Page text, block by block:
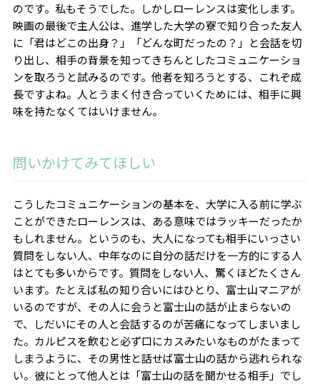
のです。私もそうでした。しかしローレンスは変化します。
映画の最後で主人公は、進学した大学の寮で知り合った友人
に「君はどこの出身？」「どんな町だったの？」と会話を切
り出し、相手の背景を知ってきちんとしたコミュニケーショ
ンを取ろうと試みるのです。他者を知ろうとする、これぞ成
長ですよね。人とうまく付き合っていくためには、相手に興
味を持たなくてはいけません。
問いかけてみてほしい
こうしたコミュニケーションの基本を、大学に入る前に学ぶ
ことができたローレンスは、ある意味ではラッキーだったか
もしれません。というのも、大人になっても相手にいっさい
質問をしない人、中年なのに自分の話だけを一方的にする人
はとても多いからです。質問をしない人、驚くほどたくさん
います。たとえば私の知り合いにはひとり、富士山マニアが
いるのですが、その人に会うと富士山の話が止まらないの
で、しだいにその人と会話するのが苦痛になってしまいまし
た。カルピスを飲むと必ず口にカスみたいなものがたまって
しまうように、その男性と話せば富士山の話から逃れられな
い。彼にとって他人とは「富士山の話を聞かせる相手」でし